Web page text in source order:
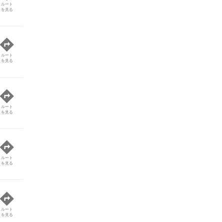
ルート
を見る
ルート
を見る
ルート
を見る
ルート
を見る
ルート
を見る